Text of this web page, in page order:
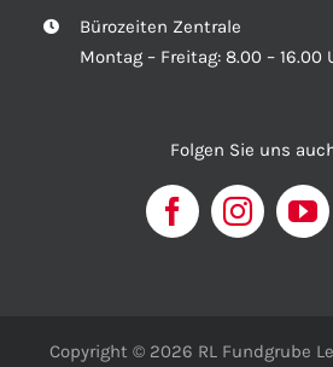
Folgen Sie uns
Bürozeiten Zentrale
Montag – Freitag: 8.00 – 16.00
Copyright © 2026 RL Fundgrube